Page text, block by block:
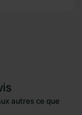
autres ce que